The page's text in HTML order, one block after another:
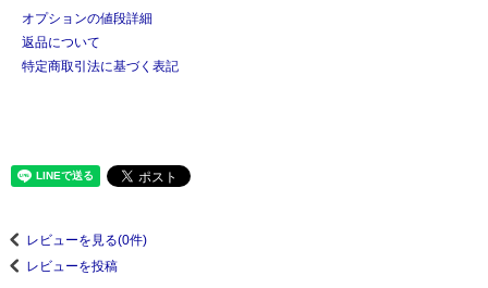
オプションの値段詳細
返品について
特定商取引法に基づく表記
レビューを見る(0件)
レビューを投稿